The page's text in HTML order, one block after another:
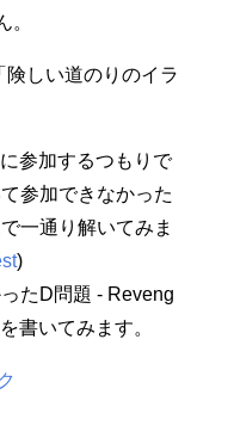
。
しい道のりのイラ
参加するつもりで
参加できなかった
一通り解いてみま
)
たD問題 - Reveng
書いてみます。